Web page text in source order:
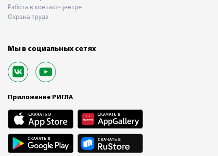
Работа в контакт-центре
Охрана труда
Мы в социальных сетях
Приложение РИГЛА